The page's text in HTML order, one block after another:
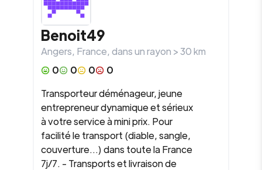
Benoit49
Angers, France, dans un rayon >30km
0
0 0
0
Transporteur déménageur, jeune
entrepreneur dynamique et sérieux
à votre service à mini prix. Pour
facilité le transport (diable, sangle,
couverture...) dans toute la France
7j/7. - Transports et livraison de